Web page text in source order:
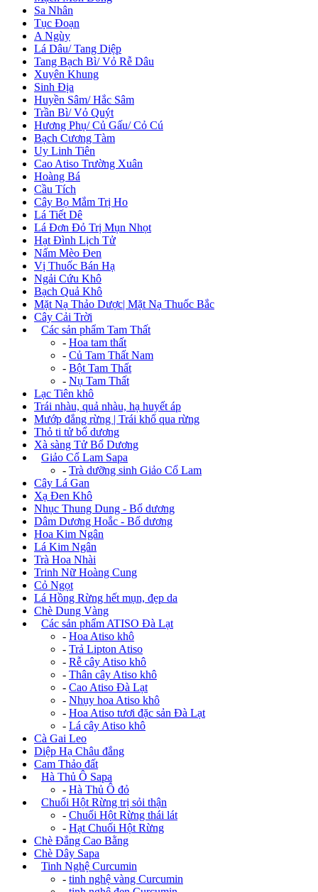
Sa Nhân
Tục Đoạn
A Ngùy
Lá Dâu/ Tang Diệp
Tang Bạch Bì/ Vỏ Rễ Dâu
Xuyên Khung
Sinh Địa
Huyền Sâm/ Hắc Sâm
Trần Bì/ Vỏ Quýt
Hương Phụ/ Củ Gấu/ Cỏ Cú
Bạch Cương Tàm
Uy Linh Tiên
Cao Atiso Trường Xuân
Hoàng Bá
Cầu Tích
Cây Bọ Mắm Trị Ho
Lá Tiết Dê
Lá Đơn Đỏ Trị Mụn Nhọt
Hạt Đình Lịch Tử
Nấm Mèo Đen
Vị Thuốc Bán Hạ
Ngải Cứu Khô
Bạch Quả Khô
Mặt Nạ Thảo Dược| Mặt Nạ Thuốc Bắc
Cây Cải Trời
Các sản phẩm Tam Thất
- Hoa tam thất
- Củ Tam Thất Nam
- Bột Tam Thất
- Nụ Tam Thất
Lạc Tiên khô
Trái nhàu, quả nhàu, hạ huyết áp
Mướp đắng rừng | Trái khổ qua rừng
Thỏ ti tử bổ dương
Xà sàng Tử Bổ Dương
Giảo Cổ Lam Sapa
- Trà dưỡng sinh Giảo Cổ Lam
Cây Lá Gan
Xạ Đen Khô
Nhục Thung Dung - Bổ dương
Dâm Dương Hoắc - Bổ dương
Hoa Kim Ngân
Lá Kim Ngân
Trà Hoa Nhài
Trinh Nữ Hoàng Cung
Cỏ Ngọt
Lá Hồng Rừng hết mụn, đẹp da
Chè Dung Vàng
Các sản phẩm ATISO Đà Lạt
- Hoa Atiso khô
- Trả Lipton Atiso
- Rễ cây Atiso khô
- Thân cây Atiso khô
- Cao Atiso Đà Lạt
- Nhụy hoa Atiso khô
- Hoa Atiso tươi đặc sản Đà Lạt
- Lá cây Atiso khô
Cà Gai Leo
Diệp Hạ Châu đắng
Cam Thảo đất
Hà Thủ Ô Sapa
- Hà Thủ Ô đỏ
Chuối Hột Rừng trị sỏi thận
- Chuối Hột Rừng thái lát
- Hạt Chuối Hột Rừng
Chè Đắng Cao Bằng
Chè Dây Sapa
Tinh Nghệ Curcumin
- tinh nghệ vàng Curcumin